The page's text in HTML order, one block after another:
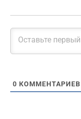
0 КОММЕНТАРИЕВ